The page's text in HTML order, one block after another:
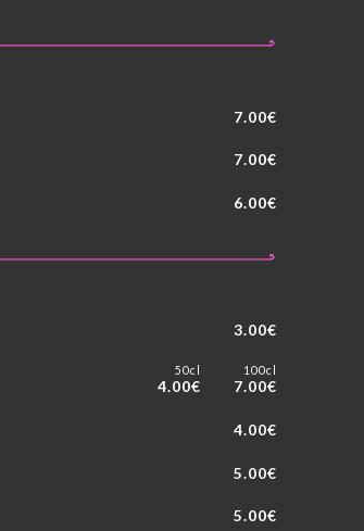
7.00€
7.00€
6.00€
3.00€
50cl
4.00€
100cl
7.00€
4.00€
5.00€
5.00€